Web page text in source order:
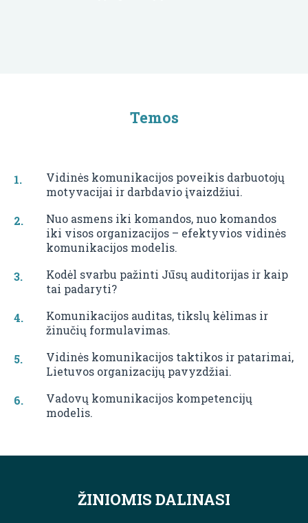
Temos
Vidinės komunikacijos poveikis darbuotojų
motyvacijai ir darbdavio įvaizdžiui.
Nuo asmens iki komandos, nuo komandos
iki visos organizacijos – efektyvios vidinės
komunikacijos modelis.
Kodėl svarbu pažinti Jūsų auditorijas ir kaip
tai padaryti?
Komunikacijos auditas, tikslų kėlimas ir
žinučių formulavimas.
Vidinės komunikacijos taktikos ir patarimai,
Lietuvos organizacijų pavyzdžiai.
Vadovų komunikacijos kompetencijų
modelis.
ŽINIOMIS DALINASI